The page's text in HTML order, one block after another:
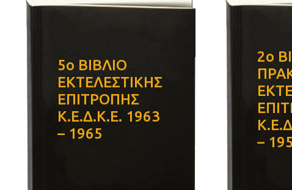
5ο ΒΙΒΛΙΟ
ΕΚΤΕΛΕΣΤΙΚΗΣ
ΕΠΙΤΡΟΠΗΣ
Κ.Ε.Δ.Κ.Ε. 1963
– 1965
2ο
–